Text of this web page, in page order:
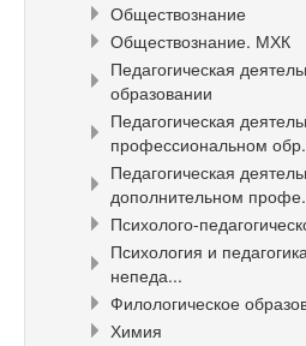
Обществознание
Обществознание. МХК
Педагогическая
образовании
Педагогическая
профессиональном
Педагогическая
дополнительном
Психолого-
Психология и
непеда...
Филологическое
Химия